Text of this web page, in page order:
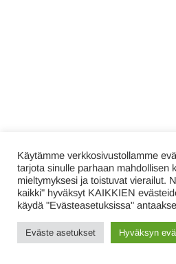
Käytämme verkkosivustollamme
tarjota sinulle parhaan mahdollisen
mieltymyksesi ja toistuvat vierailut.
kaikki" hyväksyt KAIKKIEN
käydä "Evästeasetuksissa"
Eväste asetukset Hyväksyn